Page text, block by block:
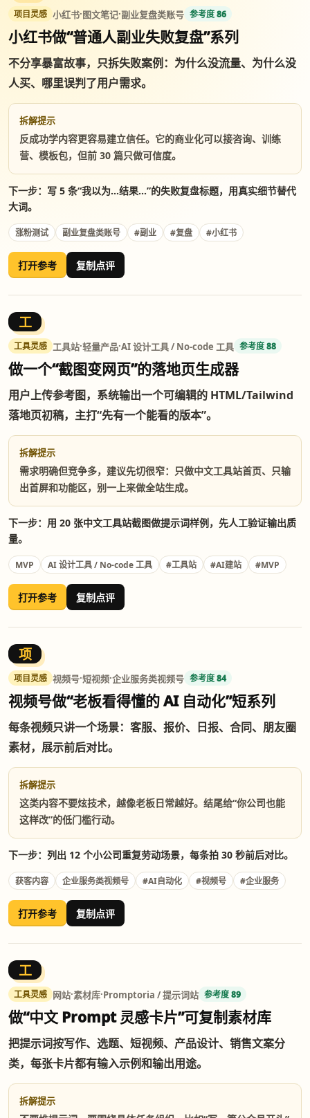
项目灵感 小红书·图文笔记·副业复盘类账号 参考度 86
小红书做“普通人副业失败复盘”系列
不分享暴富故事，只拆失败案例：为什么没流量、为什么没
人买、哪里误判了用户需求。
拆解提示
反成功学内容更容易建立信任。它的商业化可以接咨询、训练
营、模板包，但前 30 篇只做可信度。
下一步：写 5 条“我以为...结果...”的失败复盘标题，用真实细节替代
大词。
涨粉测试 副业复盘类账号 #副业 #复盘 #小红书
打开参考 复制点评
工
工具灵感 工具站·轻量产品·AI 设计工具 / No-code 工具 参考度 88
做一个“截图变网页”的落地页生成器
用户上传参考图，系统输出一个可编辑的 HTML/Tailwind
落地页初稿，主打“先有一个能看的版本”。
拆解提示
需求明确但竞争多，建议先切很窄：只做中文工具站首页、只输
出首屏和功能区，别一上来做全站生成。
下一步：用 20 张中文工具站截图做提示词样例，先人工验证输出质
量。
MVP AI 设计工具 / No-code 工具 #工具站 #AI建站 #MVP
打开参考 复制点评
项
项目灵感 视频号·短视频·企业服务类视频号 参考度 84
视频号做“老板看得懂的 AI 自动化”短系列
每条视频只讲一个场景：客服、报价、日报、合同、朋友圈
素材，展示前后对比。
拆解提示
这类内容不要炫技术，越像老板日常越好。结尾给“你公司也能
这样改”的低门槛行动。
下一步：列出 12 个小公司重复劳动场景，每条拍 30 秒前后对比。
获客内容 企业服务类视频号 #AI自动化 #视频号 #企业服务
打开参考 复制点评
工
工具灵感 网站·素材库·Promptoria / 提示词站 参考度 89
做“中文 Prompt 灵感卡片”可复制素材库
把提示词按写作、选题、短视频、产品设计、销售文案分
类，每张卡片都有输入示例和输出用途。
拆解提示